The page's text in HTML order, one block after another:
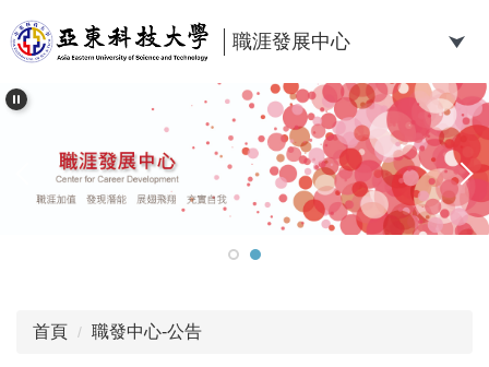
到
主
內
職涯發展中心
首頁 職發中心-公告